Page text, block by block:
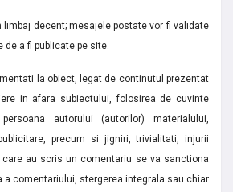
decent; mesajele postate vor fi validate
de a fi publicate pe site.
la obiect, legat de continutul prezentat
in afara subiectului, folosirea de cuvinte
autorului (autorilor) materialului,
precum si jigniri, trivialitati, injurii
au scris un comentariu se va sanctiona
a comentariului, stergerea integrala sau chiar